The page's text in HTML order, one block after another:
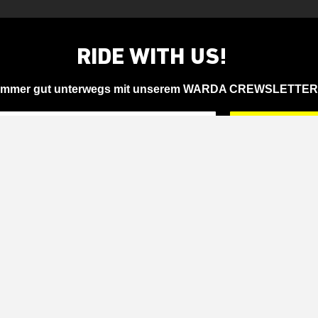
RIDE WITH US!
Immer gut unterwegs mit unserem WARDA